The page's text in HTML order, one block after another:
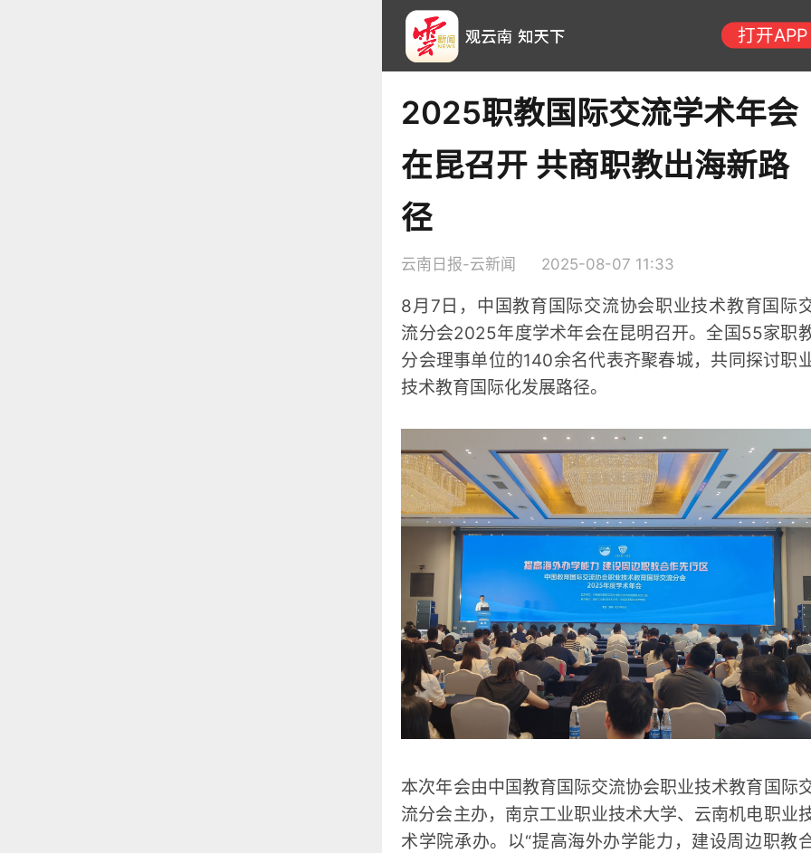
2025职教国际交流学术年会
在昆召开 共商职教出海新路
径
云南日报-云新闻 2025-08-07 11:33
8月7日，中国教育国际交流协会职业技术教育国际
流分会2025年度学术年会在昆明召开。全国55家职
分会理事单位的140余名代表齐聚春城，共同探讨职
技术教育国际化发展路径。
本次年会由中国教育国际交流协会职业技术教育国际
流分会主办，南京工业职业技术大学、云南机电职业
术学院承办。以“提高海外办学能力，建设周边职教
打开APP